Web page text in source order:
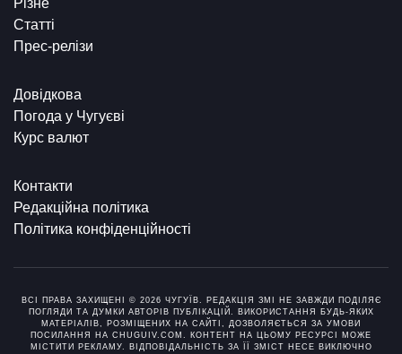
Статті
Прес-релізи
Довідкова
Погода у Чугуєві
Курс валют
Контакти
Редакційна політика
Політика конфіденційності
ВСІ ПРАВА ЗАХИЩЕНІ © 2026 ЧУГУЇВ. РЕДАКЦІЯ ЗМІ НЕ ЗАВЖДИ ПОДІЛЯЄ
ПОГЛЯДИ ТА ДУМКИ АВТОРІВ ПУБЛІКАЦІЙ. ВИКОРИСТАННЯ БУДЬ-ЯКИХ
МАТЕРІАЛІВ, РОЗМІЩЕНИХ НА САЙТІ, ДОЗВОЛЯЄТЬСЯ ЗА УМОВИ
ПОСИЛАННЯ НА CHUGUIV.COM. КОНТЕНТ НА ЦЬОМУ РЕСУРСІ МОЖЕ
МІСТИТИ РЕКЛАМУ. ВІДПОВІДАЛЬНІСТЬ ЗА ЇЇ ЗМІСТ НЕСЕ ВИКЛЮЧНО